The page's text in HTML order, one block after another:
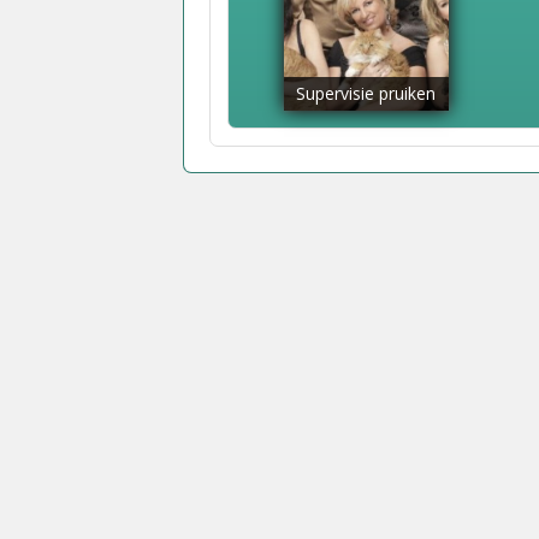
Supervisie pruiken